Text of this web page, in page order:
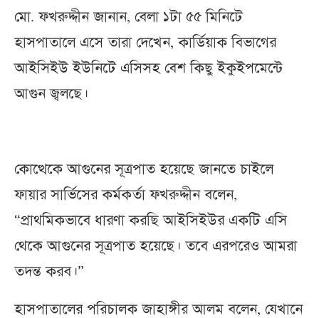
মো. ফখরুদ্দীন জানান, বেলা ১টা ৫৫ মিনিটে
হাসপাতালে এসে তারা দেখেন, কার্ডিয়াক বিভাগের
আইসিইউ ইউনিটে এসিসহ বেশ কিছু ইকুইপমেন্টে
আগুন জ্বলছে।
কোত্থেকে আগুনের সূত্রপাত হয়েছে জানতে চাইলে
ফায়ার সার্ভিসের কর্মকর্তা ফখরুদ্দীন বলেন,
“প্রাথমিকভাবে ধারণা করছি আইসিইউর একটি এসি
থেকে আগুনের সূত্রপাত হয়েছে। তবে এরপরেও আমরা
তদন্ত করব।”
হাসপাতালের পরিচালক জাহাঙ্গীর আলম বলেন, যেখানে